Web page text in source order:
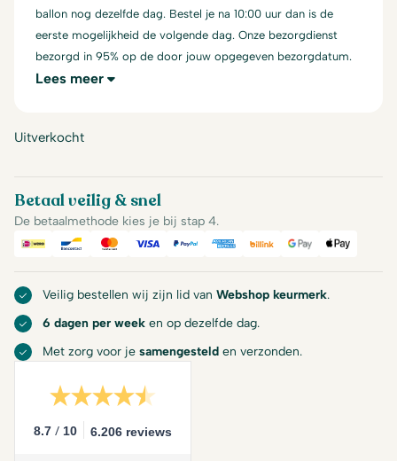
ballon nog dezelfde dag. Bestel je na 10:00 uur dan is de
eerste mogelijkheid de volgende dag. Onze bezorgdienst
bezorgd in 95% op de door jouw opgegeven bezorgdatum.
Lees meer
Uitverkocht
Betaal veilig & snel
De betaalmethode kies je bij stap 4.
iDeal Bancontact
Mastercard
Visa PayPalAmerican Express
BillinkGoogle Pay
Apple
Veilig bestellen wij zijn lid van Webshop keurmerk.
6 dagen per week en op dezelfde dag.
Met zorg voor je samengesteld en verzonden.
8.7 / 10 6.206 reviews